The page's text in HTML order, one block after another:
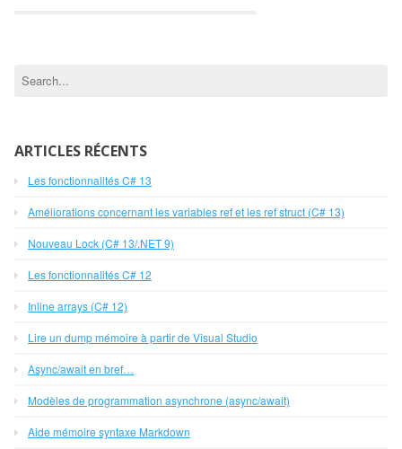
ARTICLES RÉCENTS
Les fonctionnalités C# 13
Améliorations concernant les variables ref et les ref struct (C# 13)
Nouveau Lock (C# 13/.NET 9)
Les fonctionnalités C# 12
Inline arrays (C# 12)
Lire un dump mémoire à partir de Visual Studio
Async/await en bref…
Modèles de programmation asynchrone (async/await)
Aide mémoire syntaxe Markdown